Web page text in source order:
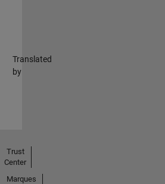
Translated
by
Trust
Center
Marques